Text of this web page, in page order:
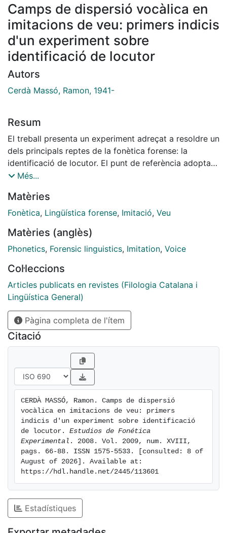
Camps de dispersió vocàlica en
imitacions de veu: primers indicis
d'un experiment sobre
identificació de locutor
Autors
Cerdà Massó, Ramon, 1941-
Resum
El treball presenta un experiment adreçat a resoldre un
dels principals reptes de la fonètica forense: la
identificació de locutor. El punt de referència adoptat
és la noció de camp de dispersió, és a dir, el conjunt
estadísticament representativa de realitzacions, en el
nostre cas de les vocals tòniques [i], [a] i [u]. Aquest
ells pertanyents al català central, distribuïts així: una
selecció de fragments, extreta de sengles entrevistes
rèpliques fonològicament idèntiques per a cada
fragment, una de repetida i una altra d'imitada,
executades per dos especialistes professionals amb
un total de nou resultats, tres per a cada polític. Els
primers resultats obtinguts són, com a mínim,
tendencialment positius.
Més...
Matèries
Fonètica, Lingüística forense, Imitació, Veu
Matèries (anglès)
Phonetics, Forensic linguistics, Imitation, Voice
Col·leccions
Articles publicats en revistes (Filologia Catalana i
Lingüística General)
Pàgina completa de l'ítem
Citació
CERDÀ MASSÓ, Ramon. Camps de dispersió
vocàlica en imitacions de veu: primers
indicis d'un experiment sobre identificació
de locutor. Estudios de Fonética
Experimental . 2008. Vol. 2009, num. XVIII,
pags. 66-88. ISSN 1575-5533. [consulted: 8 of
August of 2026]. Available at:
https://hdl.handle.net/2445/113601
Estadístiques